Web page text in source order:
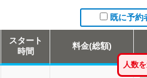
既に予約
スタート
時間
料金(総額)
人数